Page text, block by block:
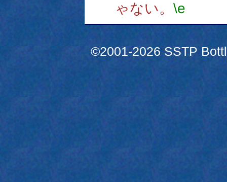
ゃない。 \e
©2001-2026 SSTP